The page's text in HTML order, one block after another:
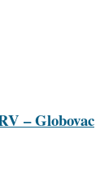
– Globovac